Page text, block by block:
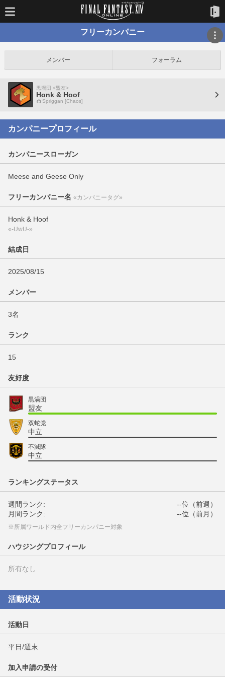
フリーカンパニー
メンバー フォーラム
黒渦団 <盟友>
Honk & Hoof
Spriggan [Chaos]
カンパニープロフィール
カンパニースローガン
Meese and Geese Only
フリーカンパニー名 «カンパニータグ»
Honk & Hoof
«-UwU-»
結成日
2025/08/15
メンバー
3名
ランク
15
友好度
黒渦団
盟友
双蛇党
中立
不滅隊
中立
ランキングステータス
週間ランク:
--位（前週）
月間ランク:
--位（前月）
※所属ワールド内全フリーカンパニー対象
ハウジングプロフィール
所有なし
活動状況
活動日
平日/週末
加入申請の受付